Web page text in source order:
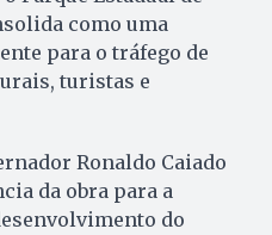
como uma
para o tráfego de
turistas e
Ronaldo Caiado
da obra para a
do